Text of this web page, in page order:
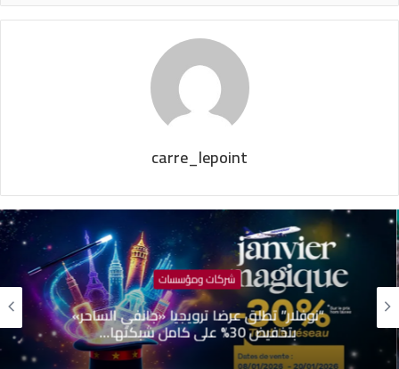
carre_lepoint
شركات ومؤسسات
“نوفلار” تطلق عرضا ترويجيا «جانفي الساحر»
بتخفيض 30% على كامل شبكتها…